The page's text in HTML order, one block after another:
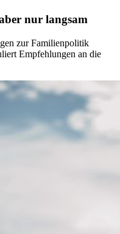
nur langsam
zur Familienpolitik
Empfehlungen an die